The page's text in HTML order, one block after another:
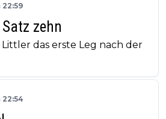
zehn
das erste Leg nach der